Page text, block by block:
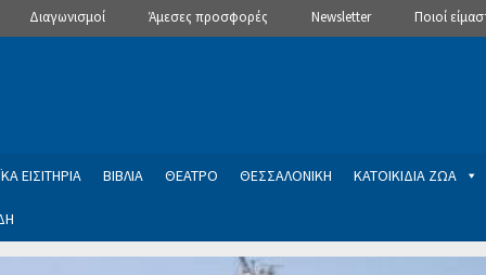
Διαγωνισμοί Άμεσες προσφορές Newsletter Ποιοί
ΕΙΣΙΤΗΡΙΑ ΒΙΒΛΙΑ ΘΕΑΤΡΟ ΘΕΣΣΑΛΟΝΙΚΗ ΚΑΤΟΙΚΙΔΙΑ ΖΩΑ
Newsletter